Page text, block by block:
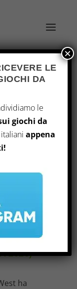
2026)
ha
LE
DA
le
giochi da
appena
×